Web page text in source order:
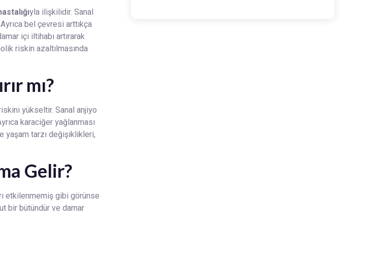
yla ilişkilidir. Sanal
bel çevresi arttıkça
içi iltihabı artırarak
riskin azaltılmasında
mı?
yükseltir. Sanal anjiyo
karaciğer yağlanması
yaşam tarzı değişiklikleri,
Gelir?
etkilenmemiş gibi görünse
bir bütündür ve damar